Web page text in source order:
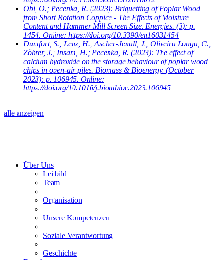
Obi, O.; Pecenka, R. (2023): Briquetting of Poplar Wood
from Short Rotation Coppice - The Effects of Moisture
Content and Hammer Mill Screen Size. Energies. (3): p.
1454. Online: https://doi.org/10.3390/en16031454
Dumfort, S.; Lenz, H.; Ascher-Jenull, J.; Oliveira Longa, C.;
Zöhrer, J.; Insam, H.; Pecenka, R. (2023): The effect of
calcium hydroxide on the storage behaviour of poplar wood
chips in open-air piles. Biomass & Bioenergy. (October
2023): p. 106945. Online:
https://doi.org/10.1016/j.biombioe.2023.106945
alle anzeigen
Über Uns
Leitbild
Team
Organisation
Unsere Kompetenzen
Soziale Verantwortung
Geschichte